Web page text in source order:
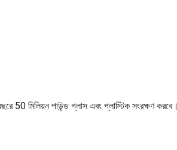
50 মিলিয়ন পাউন্ড গ্লাস এবং প্লাস্টিক সংরক্ষণ করবে।